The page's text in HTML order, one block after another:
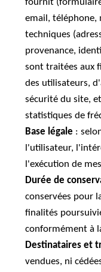
fournit
email, téléphone,
techniques
provenance,
sont traitées aux
des utilisateurs,
sécurité du site,
statistiques de
Base légale :
l'utilisateur,
l'exécution de
Durée de
conservées pour
finalités
conformément à
Destinataires et
vendues, ni